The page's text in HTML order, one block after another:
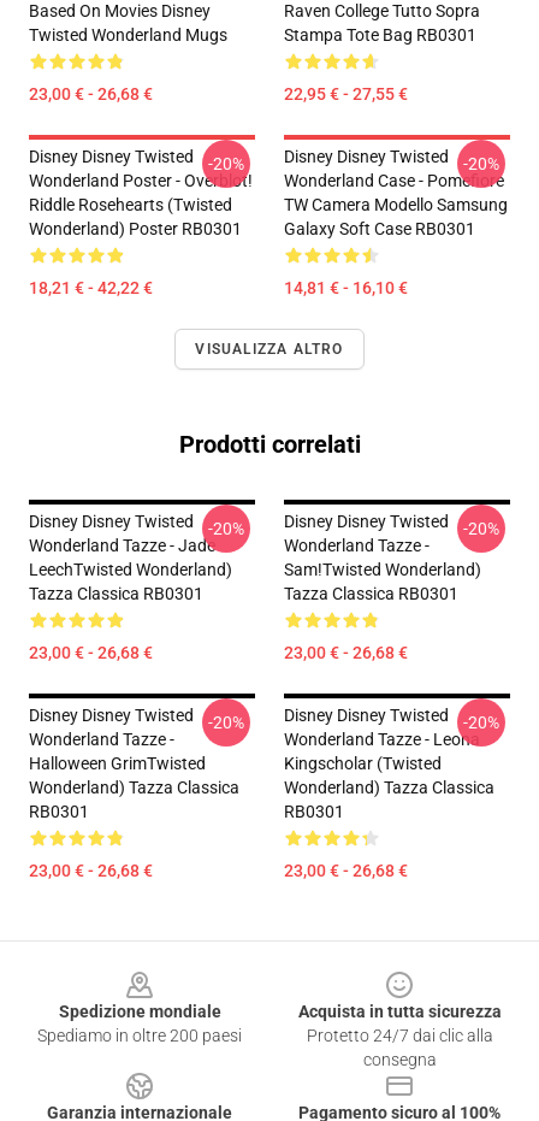
Based On Movies Disney
Twisted Wonderland Mugs
23,00 € - 26,68 €
Raven College Tutto Sopra
Stampa Tote Bag RB0301
22,95 € - 27,55 €
Disney Disney Twisted
Wonderland Poster - Overblot!
Riddle Rosehearts (Twisted
Wonderland) Poster RB0301
18,21 € - 42,22 €
-20%
Disney Disney Twisted
Wonderland Case - Pomefiore
TW Camera Modello Samsung
Galaxy Soft Case RB0301
14,81 € - 16,10 €
-20%
VISUALIZZA ALTRO
Prodotti correlati
Disney Disney Twisted
Wonderland Tazze - Jade
LeechTwisted Wonderland)
Tazza Classica RB0301
23,00 € - 26,68 €
-20%
Disney Disney Twisted
Wonderland Tazze -
Sam!Twisted Wonderland)
Tazza Classica RB0301
23,00 € - 26,68 €
-20%
Disney Disney Twisted
Wonderland Tazze -
Halloween GrimTwisted
Wonderland) Tazza Classica
RB0301
23,00 € - 26,68 €
-20%
Disney Disney Twisted
Wonderland Tazze - Leona
Kingscholar (Twisted
Wonderland) Tazza Classica
RB0301
23,00 € - 26,68 €
-20%
Spedizione mondiale
Spediamo in oltre 200 paesi
Acquista in tutta sicurezza
Protetto 24/7 dai clic alla
consegna
Garanzia internazionale
Pagamento sicuro al 100%